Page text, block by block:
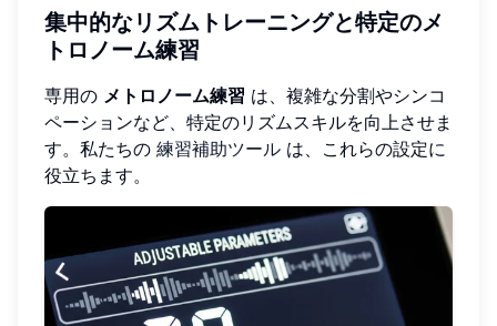
集中的なリズムトレーニングと特定のメ
トロノーム練習
専用の メトロノーム練習 は、複雑な分割やシンコ
ペーションなど、特定のリズムスキルを向上させま
す。私たちの 練習補助ツール は、これらの設定に
役立ちます。